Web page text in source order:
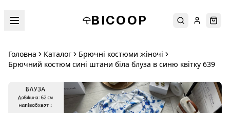
BICOOP ПошукУвійти
Головна Каталог
Брючні костюми жіночі
Брючний костюм сині штани біла блуза в синю квітку 639